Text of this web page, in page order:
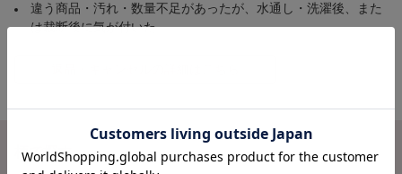
違う商品・汚れ・数量不足があったが、水通し・洗濯後、また
は裁断後に気が付いた
柄で探す